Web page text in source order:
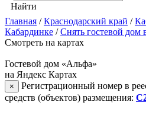
Найти
Главная /Краснодарский край /
Кабардинке /Снять гостевой дом
Смотреть на картах
Гостевой дом «Альфа»
на Яндекс Картах
×
Регистрационный номер в
средств (объектов) размещения: